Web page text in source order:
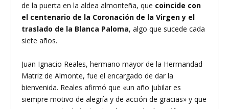
de la puerta en la aldea almonteña, que coincide con
el centenario de la Coronación de la Virgen y el
traslado de la Blanca Paloma, algo que sucede cada
siete años.
Juan Ignacio Reales, hermano mayor de la Hermandad
Matriz de Almonte, fue el encargado de dar la
bienvenida. Reales afirmó que «un año jubilar es
siempre motivo de alegría y de acción de gracias» y que